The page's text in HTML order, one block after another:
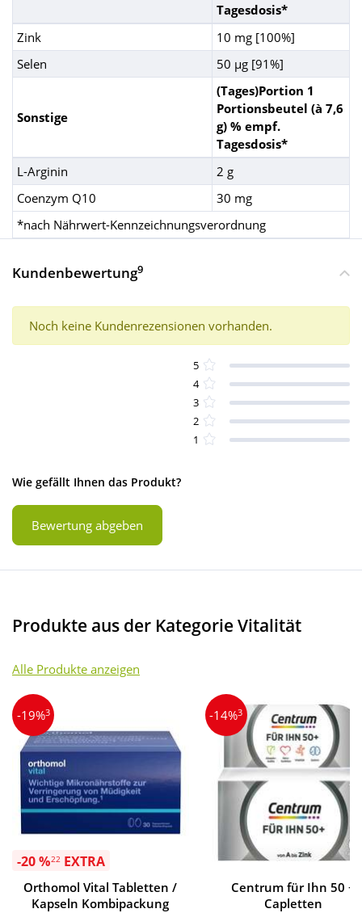
Tagesdosis*
Zink
10 mg [100%]
Selen
50 µg [91%]
Sonstige
(Tages)Portion 1
Portionsbeutel (à 7,6
g) % empf.
Tagesdosis*
L-Arginin
2 g
Coenzym Q10
30 mg
*nach Nährwert-Kennzeichnungsverordnung
Kundenbewertung9
Noch keine Kundenrezensionen vorhanden.
5
4
3
2
1
Wie gefällt Ihnen das Produkt?
Bewertung abgeben
Produkte aus der Kategorie Vitalität
Alle Produkte anzeigen
-19%3
-20 %22EXTRA
Orthomol Vital Tabletten /
Kapseln Kombipackung
-14%3
Centrum für Ihn 50 +
Capletten